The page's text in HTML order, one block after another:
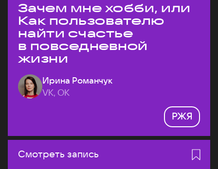
Зачем мне хобби, или
Как пользователю
найти счастье
в повседневной
жизни
Ирина Романчук
VK, ОК
РЖЯ
Смотреть запись